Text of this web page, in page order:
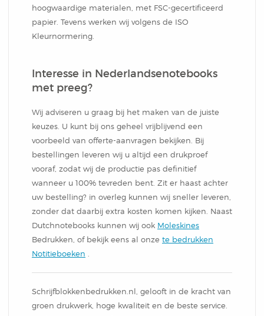
hoogwaardige materialen, met FSC-gecertificeerd
papier. Tevens werken wij volgens de ISO
Kleurnormering.
Interesse in Nederlandsenotebooks
met preeg?
Wij adviseren u graag bij het maken van de juiste
keuzes. U kunt bij ons geheel vrijblijvend een
voorbeeld van offerte-aanvragen bekijken. Bij
bestellingen leveren wij u altijd een drukproef
vooraf, zodat wij de productie pas definitief
wanneer u 100% tevreden bent. Zit er haast achter
uw bestelling? in overleg kunnen wij sneller leveren,
zonder dat daarbij extra kosten komen kijken. Naast
Dutchnotebooks kunnen wij ook Moleskines
Bedrukken, of bekijk eens al onze te bedrukken
Notitieboeken
Schrijfblokkenbedrukken.nl, gelooft in de kracht van
groen drukwerk, hoge kwaliteit en de beste service.